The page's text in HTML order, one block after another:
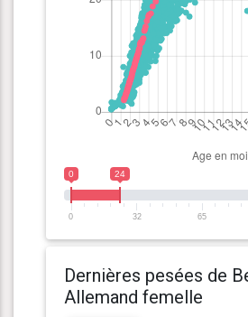
0 24
0 32 65
Dernières pesées de
Allemand femelle